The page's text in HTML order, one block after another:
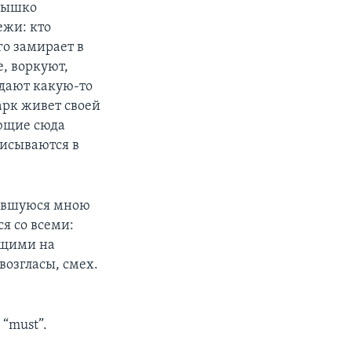
кто
замирает в
воркуют,
какую-то
живет своей
сюда
в
мною
со всеми:
на
смех.